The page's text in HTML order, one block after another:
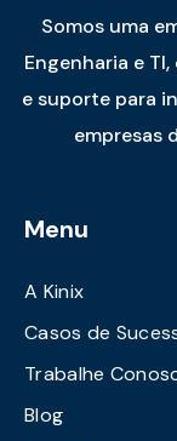
Somos uma
Engenharia e
e suporte para
empresas
Menu
A Kinix
Casos de
Trabalhe
Blog